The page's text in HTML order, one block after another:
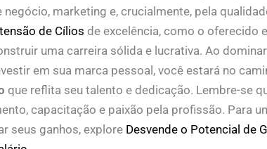
marketing e, crucialmente, pela
de Cílios de excelência, como o oferecido
uma carreira sólida e lucrativa. Ao
em sua marca pessoal, você estará no
que reflita seu talento e dedicação. Lembre-se
capacitação e paixão pela profissão. Para
seus ganhos, explore Desvende o Potencial de